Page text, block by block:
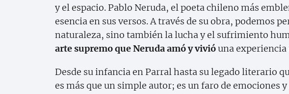
y el espacio. Pablo Neruda, el poeta chileno más
esencia en sus versos. A través de su obra, podemos
naturaleza, sino también la lucha y el sufrimiento
arte supremo que Neruda amó y vivióuna
Desde su infancia en Parral hasta su legado literario
es más que un simple autor; es un faro de emociones